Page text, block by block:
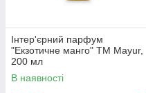
Інтер'єрний парфум
"Екзотичне манго" ТМ Mayur,
200 мл
В наявності